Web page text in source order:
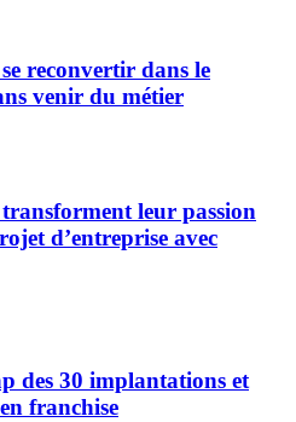
reconvertir dans le
venir du métier
leur passion
d’entreprise avec
des 30 implantations et
franchise